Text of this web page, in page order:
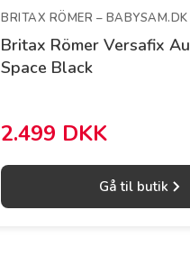
BRITAX RÖMER – BABYSAM.DK
Britax Römer Versafix
Space Black
2.499 DKK
Gå til butik